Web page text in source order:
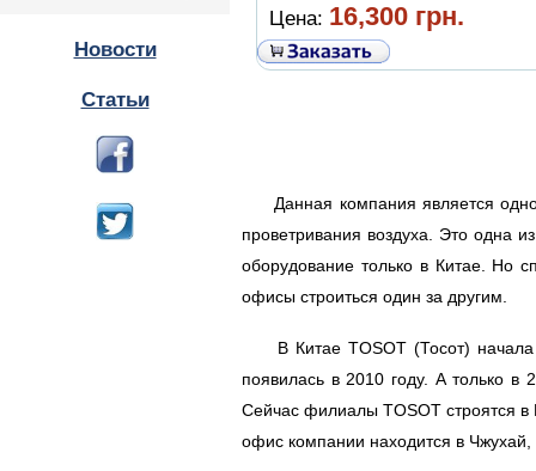
Новости
Статьи
Цена: 16,300 грн.
Данная компания является
проветривания воздуха. Это одна
оборудование только в Китае. Но
офисы строиться один за другим.
В Китае TOSOT (Тосот) начала
появилась в 2010 году. А только
Сейчас филиалы TOSOT строятся
офис компании находится в Чжухай,